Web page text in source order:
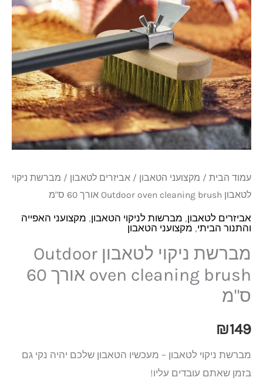
עמוד הבית / מקצועני הטאבון / אביזרים לטאבון / מברשת ניקוי
לטאבון Outdoor oven cleaning brush אורך 60 ס"מ
אביזרים לטאבון, מברשות לניקוי הטאבון, מקצועני האפייה
והתנור הביתי, מקצועני הטאבון
מברשת ניקוי לטאבון Outdoor
oven cleaning brush אורך 60
ס"מ
₪149
מברשת ניקוי לטאבון – מעכשיו הטאבון שלכם יהיה נקי גם
בזמן שאתם עובדים עליו!
Outdoor
oven
cleaning
brush
אורך
60
ס"מ